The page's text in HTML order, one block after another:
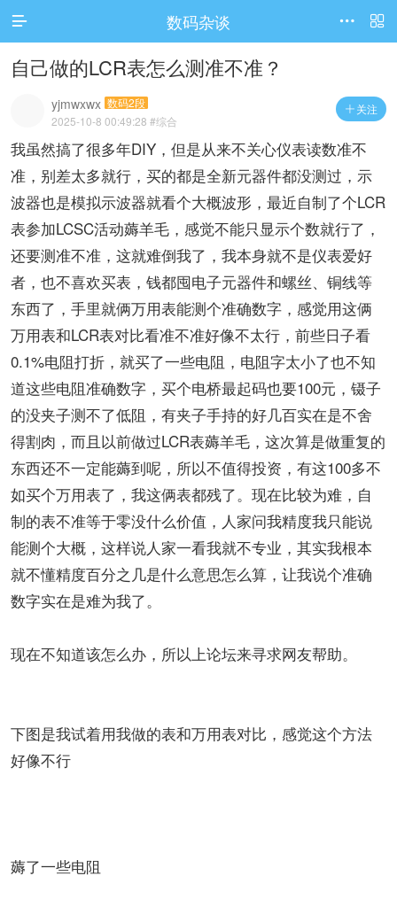
访问电脑版
 数码杂谈 

自己做的LCR表怎么测准不准？
 关注
yjmwxwx 数码2段
2025-10-8 00:49:28 #综合
我虽然搞了很多年DIY，但是从来不关心仪表读数准不
准，别差太多就行，买的都是全新元器件都没测过，示
波器也是模拟示波器就看个大概波形，最近自制了个LCR
表参加LCSC活动薅羊毛，感觉不能只显示个数就行了，
还要测准不准，这就难倒我了，我本身就不是仪表爱好
者，也不喜欢买表，钱都囤电子元器件和螺丝、铜线等
东西了，手里就俩万用表能测个准确数字，感觉用这俩
万用表和LCR表对比看准不准好像不太行，前些日子看
0.1%电阻打折，就买了一些电阻，电阻字太小了也不知
道这些电阻准确数字，买个电桥最起码也要100元，镊子
的没夹子测不了低阻，有夹子手持的好几百实在是不舍
得割肉，而且以前做过LCR表薅羊毛，这次算是做重复的
东西还不一定能薅到呢，所以不值得投资，有这100多不
如买个万用表了，我这俩表都残了。现在比较为难，自
制的表不准等于零没什么价值，人家问我精度我只能说
能测个大概，这样说人家一看我就不专业，其实我根本
就不懂精度百分之几是什么意思怎么算，让我说个准确
数字实在是难为我了。
现在不知道该怎么办，所以上论坛来寻求网友帮助。
下图是我试着用我做的表和万用表对比，感觉这个方法
好像不行
薅了一些电阻